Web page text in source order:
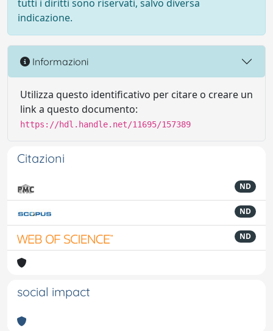
tutti i diritti sono riservati, salvo diversa
indicazione.
Informazioni
Utilizza questo identificativo per citare o creare un
link a questo documento:
https://hdl.handle.net/11695/157389
Citazioni
ND
ND
ND
social impact